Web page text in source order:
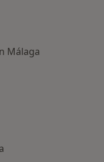
Málaga